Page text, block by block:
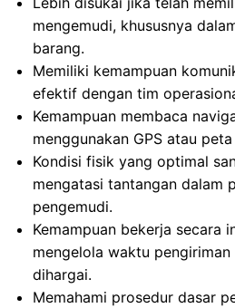
mengemudi, khususnya
barang.
Memiliki kemampuan
efektif dengan tim
Kemampuan membaca
menggunakan GPS atau
Kondisi fisik yang optimal
mengatasi tantangan dalam
pengemudi.
Kemampuan bekerja secara
mengelola waktu
dihargai.
Memahami prosedur dasar